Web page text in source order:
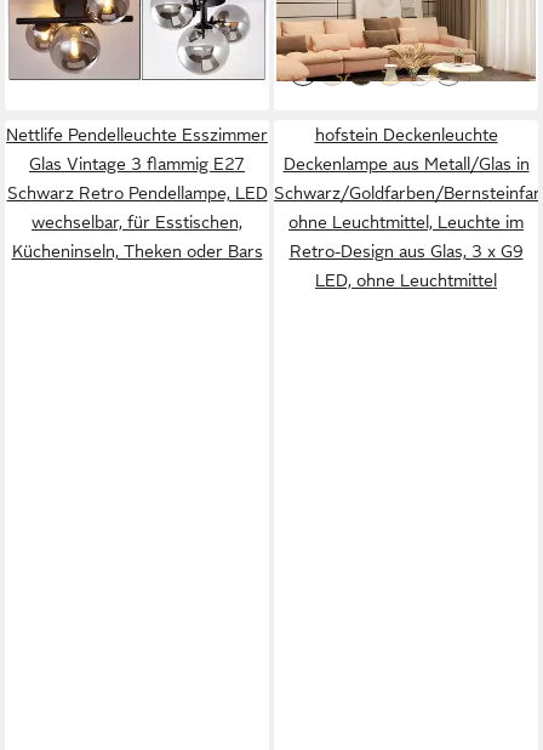
79,99 € UVP 104,90 €
-24%
lieferbar - in 2-3 Werktagen bei dir
350° Morden Spots für
Hotellobby Schlafzimmer Flur
Küche
-52%
lieferbar - in 2-3 Werktagen bei dir
+1
Nettlife Pendelleuchte Esszimmer
Glas Vintage 3 flammig E27
Schwarz Retro Pendellampe, LED
wechselbar, für Esstischen,
Kücheninseln, Theken oder Bars
hofstein Deckenleuchte
Deckenlampe aus Metall/Glas in
Schwarz/Goldfarben/
ohne Leuchtmittel, Leuchte im
Retro-Design aus Glas, 3 x G9
LED, ohne Leuchtmittel